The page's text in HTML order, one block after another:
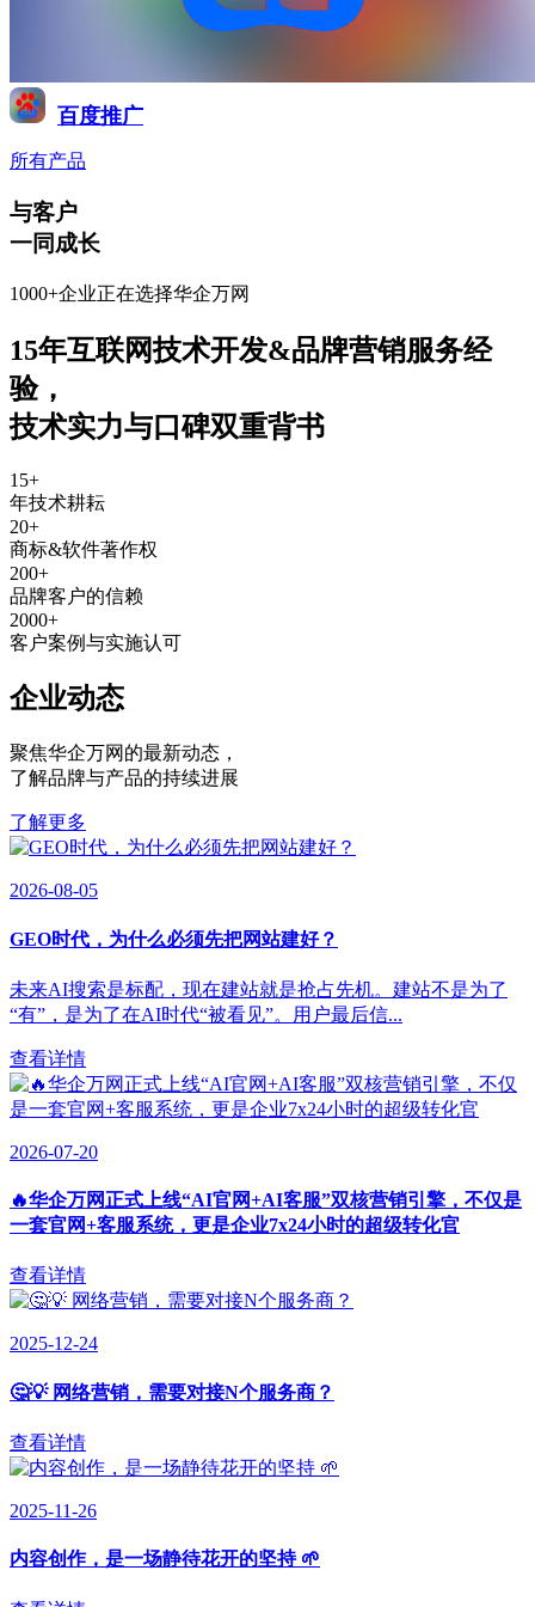
百度推广
所有产品
与客户
一同成长
1000+企业正在选择华企万网
15年互联网技术开发&品牌营销服务经
验，
技术实力与口碑双重背书
15+
年技术耕耘
20+
商标&软件著作权
200+
品牌客户的信赖
2000+
客户案例与实施认可
企业动态
聚焦华企万网的最新动态 ，
了解品牌与产品的持续进展
了解更多
2026-08-05
GEO时代，为什么必须先把网站建好？
未来AI搜索是标配，现在建站就是抢占先机。建站不是为了
“有”，是为了在AI时代“被看见”。用户最后信...
查看详情
2026-07-20
🔥华企万网正式上线“AI官网+AI客服”双核营销引擎，不仅是
一套官网+客服系统，更是企业7x24小时的超级转化官
查看详情
2025-12-24
🤔💡 网络营销，需要对接N个服务商？
查看详情
2025-11-26
内容创作，是一场静待花开的坚持 🌱